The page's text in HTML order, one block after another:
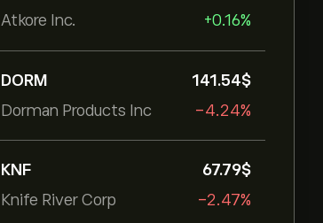
Atkore Inc.
+0.16%
DORM
Dorman Products Inc
141.54‎$‎
-4.24%
KNF
Knife River Corp
67.79‎$‎
-2.47%